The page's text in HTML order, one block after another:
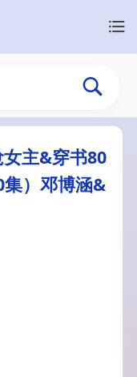
主&穿书80
）邓博涵&